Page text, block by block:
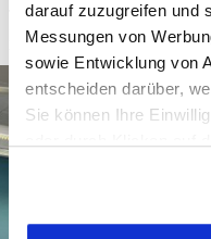
darauf zuzugreifen und
Messungen von
sowie Entwicklung von
entscheiden darüber,
Sie können Ihre
Trad. Landgasthof, im
Fritz und Annemarie
bis 17 Uhr geschlossen